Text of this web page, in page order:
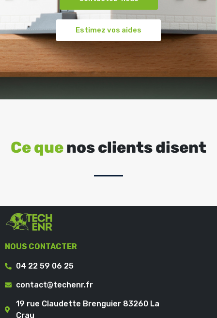
Estimez vos aides
Ce quenos clients disent
NOUS CONTACTER
04 22 59 06 25
contact@techenr.fr
19 rue Claudette Brenguier 83260 La
Crau